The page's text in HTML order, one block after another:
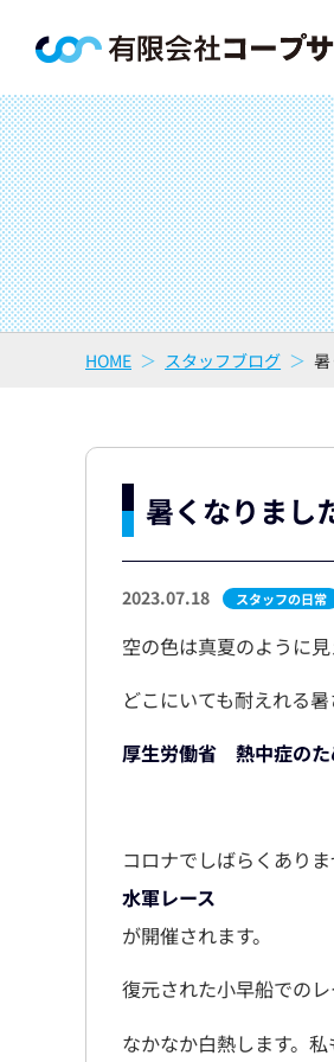
HOME スタッフブログ
暑くなりまし
2023.07.18 スタッフの日常
空の色は真夏のように
どこにいても耐えれる
厚生労働省 熱中症のた
コロナでしばらくあり
水軍レース
が開催されます。
復元された小早船でのレ
なかなか白熱します。